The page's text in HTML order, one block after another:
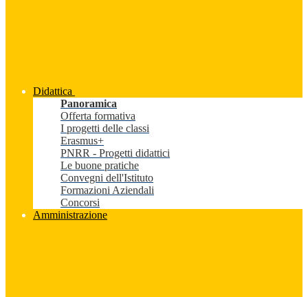
Didattica
Panoramica
Offerta formativa
I progetti delle classi
Erasmus+
PNRR - Progetti didattici
Le buone pratiche
Convegni dell'Istituto
Formazioni Aziendali
Concorsi
Amministrazione